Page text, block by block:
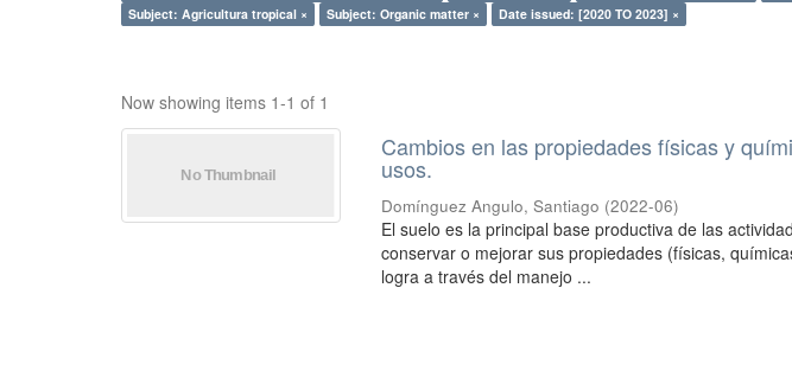
Subject: Agricultura tropical ×
Subject: Organic matter × Date issued: [2020 TO 2023] ×
Now showing items 1-1 of 1
Cambios en las propiedades físicas y
usos.
Domínguez Angulo, Santiago (2022-06)
El suelo es la principal base productiva de las
conservar o mejorar sus propiedades (físicas,
logra a través del manejo ...